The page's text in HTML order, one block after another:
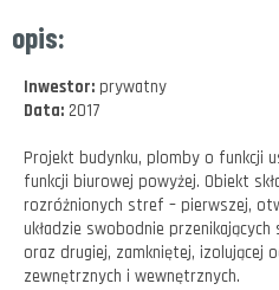
opis:
Inwestor: prywatny
Data: 2017
Projekt budynku, plomby o funkcji
funkcji biurowej powyżej. Obiekt
rozróżnionych stref – pierwszej,
układzie swobodnie
oraz drugiej, zamkniętej, izolującej
zewnętrznych i wewnętrznych.